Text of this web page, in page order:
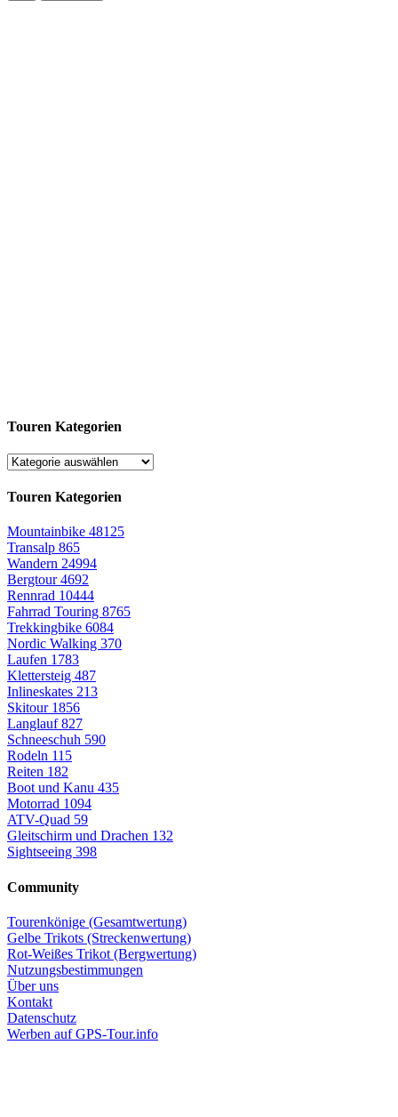
Touren Kategorien
Touren Kategorien
Mountainbike 48125
Transalp 865
Wandern 24994
Bergtour4692
Rennrad 10444
Fahrrad Touring 8765
Trekkingbike 6084
Nordic Walking 370
Laufen 1783
Klettersteig 487
Inlineskates 213
Skitour 1856
Langlauf827
Schneeschuh 590
Rodeln 115
Reiten 182
Boot und Kanu 435
Motorrad 1094
ATV-Quad 59
Gleitschirm und Drachen 132
Sightseeing 398
Community
Tourenkönige (Gesamtwertung)
Gelbe Trikots (Streckenwertung)
Rot-Weißes Trikot (Bergwertung)
Nutzungsbestimmungen
Über uns
Kontakt
Datenschutz
Werben auf GPS-Tour.info